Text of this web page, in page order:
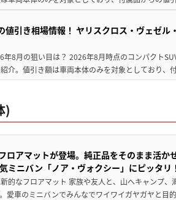
値引き相場情報！ ヤリスクロス・ヴェゼル
8月の狙い目は？ 2026年8月時点のコンパクト
介。値引き額は車両本体のみを対象としており、
)
ロアマットが登場。純正品をそのまま活か
ミニバン「ノア・ヴォクシー」にピッタリ
的なフロアマット 家族や友人と、山へキャンプ、
愛車のミニバンでみんなでワイワイガヤガヤと目